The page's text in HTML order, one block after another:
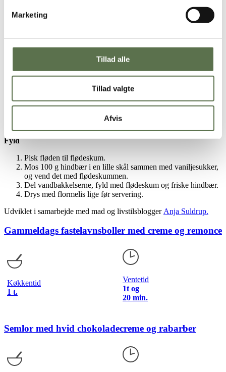
Marketing
Tillad alle
Tillad valgte
Afvis
Sluk for blusset og lad dejen køle til den er håndvarm (10-15
minutter)
Rør æg i dejen lidt ad gangen. Sørg for at røre æggene
Fyld dejen på en sprøjtepose med en stor, rund tyl, og sæt 6
store runde klatter på en bageplade med bagepapir (dette kan
også klares med to fugtige skeer).
Bag vandbakkelserne i 25-30 minutter UDEN at åbne
sammen).
Find flere fastelavnsboller her
Fyld
Pisk fløden til flødeskum.
Mos 100 g hindbær i en lille skål sammen med vaniljesukker,
og vend det med flødeskummen.
Del vandbakkelserne, fyld med flødeskum og friske hindbær.
Drys med flormelis lige før servering.
Udviklet i samarbejde med mad og livstilsblogger Anja Suldrup.
Gammeldags fastelavnsboller med creme og remonce
Køkkentid
1 t.
Ventetid
1t og
20 min.
Semlor med hvid chokoladecreme og rabarber